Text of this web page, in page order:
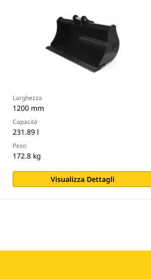
Larghezza
1200 mm
Capacità
231.89 l
Peso
172.8 kg
Visualizza Dettagli